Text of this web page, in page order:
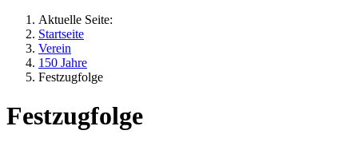
Aktuelle Seite:
Startseite
Verein
150 Jahre
Festzugfolge
Festzugfolge